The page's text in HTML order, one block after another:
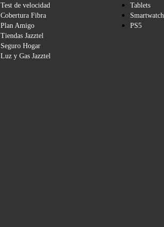
Test de velocidad
Cobertura Fibra
Plan Amigo
Tiendas Jazztel
Seguro Hogar
Luz y Gas Jazztel
Tablets
Smartwatch
PS5